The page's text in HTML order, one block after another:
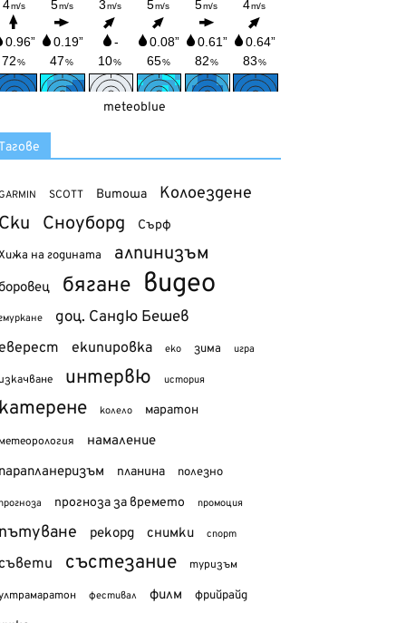
meteoblue
SCOTT Витоша Колоездене
Сноуборд Сърф
на годината алпинизъм
бягане видео
доц. Сандю Бешев
екипировка еко зима игра
интервю история
колело маратон
намаление
планина полезно
прогноза за времето промоция
рекорд снимки спорт
състезание туризъм
фестивал филм фрийрайд